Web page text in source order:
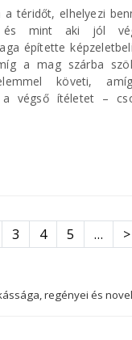
téridőt, elhelyezi
és mint aki jól
építette
a mag szárba
követi,
a végső ítéletet –
3 4 5 … >
regényei és